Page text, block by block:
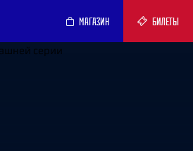
МАГАЗИН БИЛЕТЫ